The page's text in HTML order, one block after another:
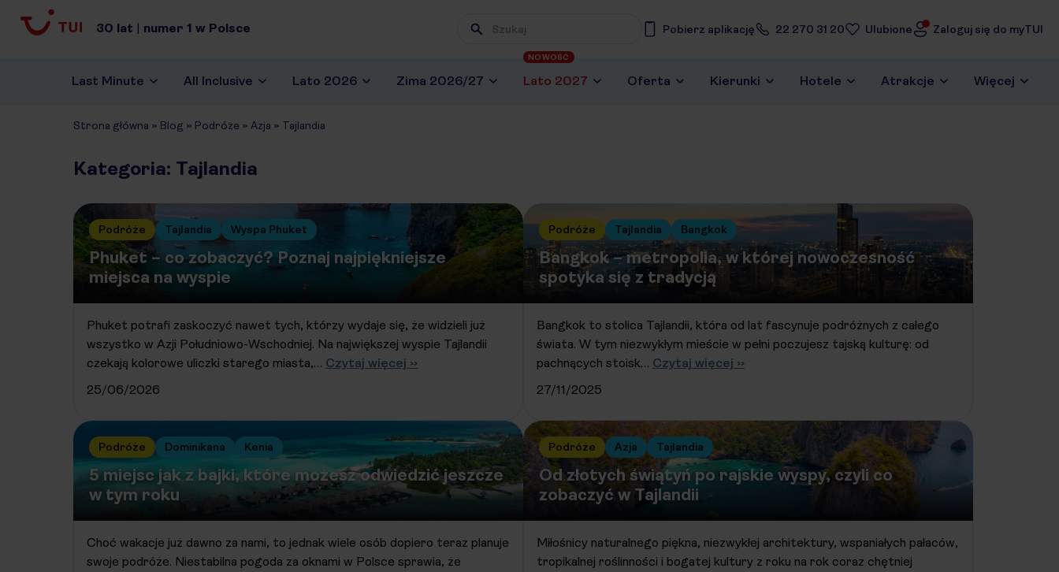
30 lat | numer 1 w Polsce Pobierz aplikację 22 270 31 20 Ulubione Zaloguj się do myTUI
Last Minute All Inclusive Lato 2026 Zima 2026/27 Lato 2027
NOWOŚĆ
Oferta Kierunki Hotele Atrakcje Więcej
Strona główna » Blog » Podróże » Azja » Tajlandia
Kategoria: Tajlandia
Podróże Tajlandia Wyspa Phuket
Phuket – co zobaczyć? Poznaj najpiękniejsze
miejsca na wyspie
Phuket potrafi zaskoczyć nawet tych, którzy wydaje się, że widzieli już
wszystko w Azji Południowo-Wschodniej. Na największej wyspie Tajlandii
czekają kolorowe uliczki starego miasta,… Czytaj więcej ››
25/06/2026
Podróże Tajlandia Bangkok
Bangkok – metropolia, w której nowoczesność
spotyka się z tradycją
Bangkok to stolica Tajlandii, która od lat fascynuje podróżnych z całego
świata. W tym niezwykłym mieście w pełni poczujesz tajską kulturę: od
pachnących stoisk… Czytaj więcej ››
27/11/2025
Podróże Dominikana Kenia
5 miejsc jak z bajki, które możesz odwiedzić jeszcze
w tym roku
Choć wakacje już dawno za nami, to jednak wiele osób dopiero teraz planuje
swoje podróże. Niestabilna pogoda za oknami w Polsce sprawia, że
Podróże Azja Tajlandia
Od złotych świątyń po rajskie wyspy, czyli co
zobaczyć w Tajlandii
Miłośnicy naturalnego piękna, niezwykłej architektury, wspaniałych pałaców,
tropikalnej roślinności i bogatej kultury z roku na rok coraz chętniej